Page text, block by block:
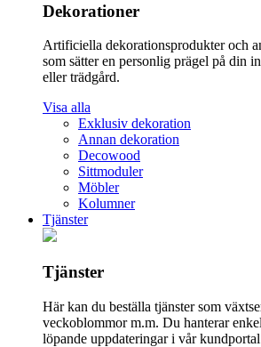
Dekorationer
Artificiella dekorationsprodukter och
som sätter en personlig prägel på din
eller trädgård.
Visa alla
Exklusiv dekoration
Annan dekoration
Decowood
Sittmoduler
Möbler
Kolumner
Tjänster
Tjänster
Här kan du beställa tjänster som
veckoblommor m.m. Du hanterar
löpande uppdateringar i vår